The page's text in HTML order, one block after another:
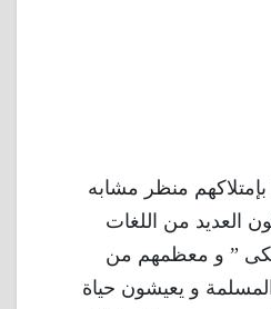
منظر مشابه
العديد من اللغات
” و معظمهم من
المسلمة و يعيشون حياة